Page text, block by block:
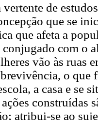
vertente de
que se
que afeta a
com o
vão às ruas
o que
a casa e se
construídas
atribui-se ao